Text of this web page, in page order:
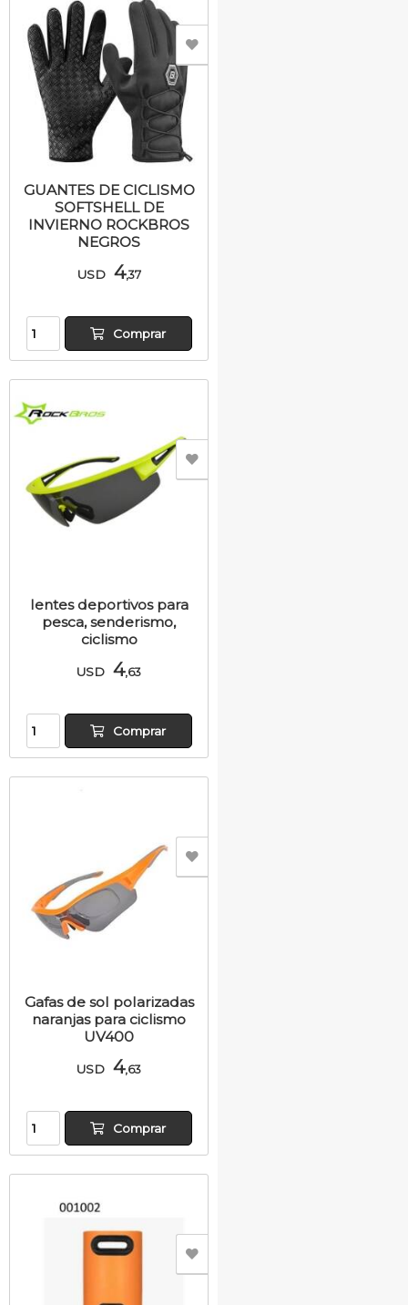
GUANTES DE CICLISMO
SOFTSHELL DE
INVIERNO ROCKBROS
NEGROS
USD 4,37
Comprar
lentes deportivos para
pesca, senderismo,
ciclismo
USD 4,63
Comprar
Gafas de sol polarizadas
naranjas para ciclismo
UV400
USD 4,63
Comprar